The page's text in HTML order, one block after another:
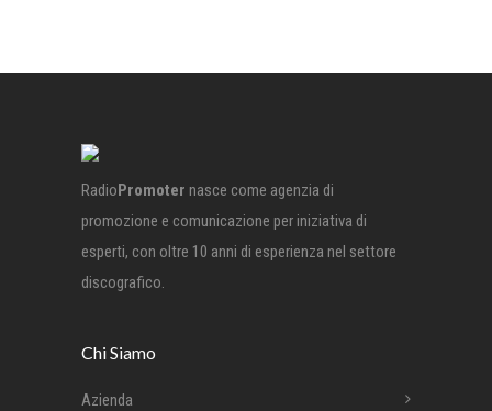
RadioPromoter nasce come agenzia di
promozione e comunicazione per iniziativa di
esperti, con oltre 10 anni di esperienza nel settore
discografico.
Chi Siamo
Azienda